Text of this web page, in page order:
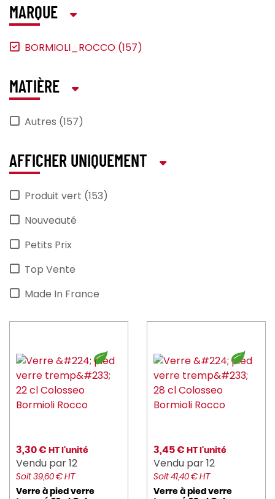
MARQUE
BORMIOLI_ROCCO (157)
MATIÈRE
Autres (157)
AFFICHER UNIQUEMENT
Produit vert (153)
Nouveauté
Petits Prix
Top Vente
Made In France
3,30 € HT l'unité
Vendu par 12
Soit 39,60 € HT
Verre à pied verre
3,45 € HT l'unité
Vendu par 12
Soit 41,40 € HT
Verre à pied verre